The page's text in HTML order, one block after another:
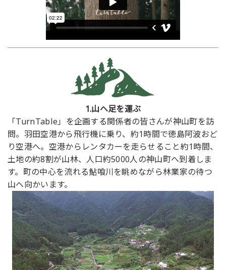
1.山へ足を運ぶ
「TurnTable」を企画する関係者の皆さんが神山町を訪
問。羽田空港から飛行機に乗り、約1時間で徳島阿波おど
り空港へ。空港からレンタカーを走らせること約1時間、
土地の約8割が山林、人口約5000人の神山町へ到着しま
す。町の中心を流れる鮎喰川を眺めながら林業家の待つ
山へ向かいます。